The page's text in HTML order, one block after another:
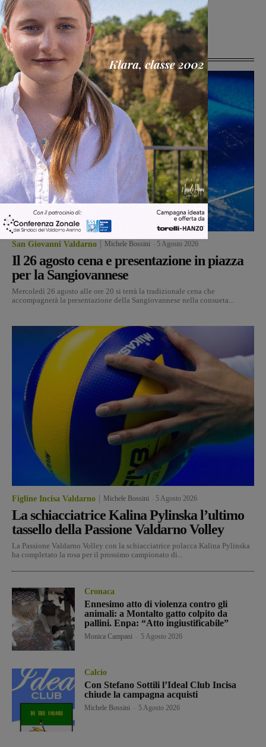
ristorazione in centro. Le opere
pubbliche
Ultime Notizie
San Giovanni Valdarno Michele Bossini 5 Agosto 2026
Il 26 agosto cena e presentazione in piazza
per la Sangiovannese
Mercoledì 26 agosto alle ore 20 si terrà la tradizionale cena che
accompagnerà la presentazione della Sangiovannese nella consueta...
Figline Incisa Valdarno Michele Bossini 5 Agosto 2026
La schiacciatrice Kalina Pylinska l’ultimo
tassello della Passione Valdarno Volley
La Passione Valdarno Volley con la schiacciatrice polacca Kalina Pylinska
ha completato la rosa per il prossimo campionato di...
Cronaca
Ennesimo atto di violenza contro gli
animali: a Montalto gatto colpito da
pallini. Enpa: “Atto ingiustificabile”
Monica Campani 5 Agosto 2026
Calcio
Con Stefano Sottili l’Ideal Club Incisa
chiude la campagna acquisti
Michele Bossini 5 Agosto 2026